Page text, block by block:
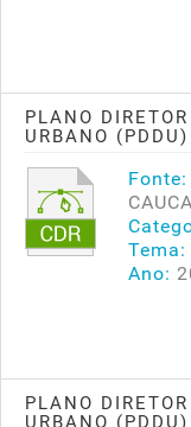
PLANO
URBANO
Fonte:
Tema:
Ano:
PLANO
URBANO